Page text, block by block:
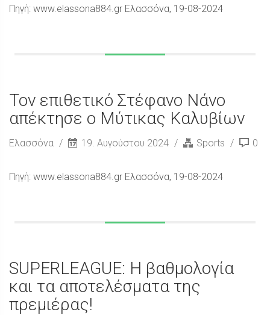
Πηγή: www.elassona884.gr Ελασσόνα, 19-08-2024
Τον επιθετικό Στέφανο Νάνο
απέκτησε ο Μύτικας Καλυβίων
Ελασσόνα 19. Αυγούστου 2024 Sports 0
Πηγή: www.elassona884.gr Ελασσόνα, 19-08-2024
SUPERLEAGUE: Η βαθμολογία
και τα αποτελέσματα της
πρεμιέρας!